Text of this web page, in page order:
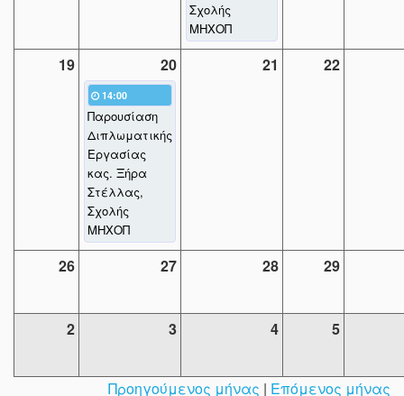
Σχολής
ΜΗΧΟΠ
19 20 21 22
14:00
Παρουσίαση
Διπλωματικής
Εργασίας
κας. Ξήρα
Στέλλας,
Σχολής
ΜΗΧΟΠ
26 27 28 29
2 3 4 5
Προηγούμενος μήνας | Επόμενος μήνας